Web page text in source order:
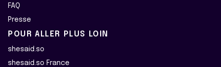
FAQ
Presse
POUR ALLER PLUS LOIN
shesaid.so
shesaid.so France